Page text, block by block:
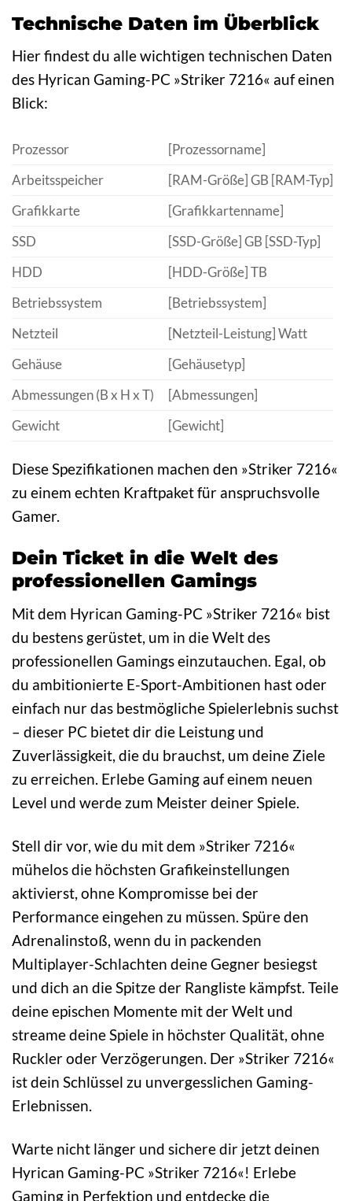
Technische Daten im Überblick
Hier findest du alle wichtigen technischen Daten
des Hyrican Gaming-PC »Striker 7216« auf einen
Blick:
Prozessor
[Prozessorname]
Arbeitsspeicher
[RAM-Größe] GB [RAM-Typ]
Grafikkarte
[Grafikkartenname]
SSD
[SSD-Größe] GB [SSD-Typ]
HDD
[HDD-Größe] TB
Betriebssystem
[Betriebssystem]
Netzteil
[Netzteil-Leistung] Watt
Gehäuse
[Gehäusetyp]
Abmessungen (B x H x T)
[Abmessungen]
Gewicht
[Gewicht]
Diese Spezifikationen machen den »Striker 7216«
zu einem echten Kraftpaket für anspruchsvolle
Gamer.
Dein Ticket in die Welt des
professionellen Gamings
Mit dem Hyrican Gaming-PC »Striker 7216« bist
du bestens gerüstet, um in die Welt des
professionellen Gamings einzutauchen. Egal, ob
du ambitionierte E-Sport-Ambitionen hast oder
einfach nur das bestmögliche Spielerlebnis suchst
– dieser PC bietet dir die Leistung und
Zuverlässigkeit, die du brauchst, um deine Ziele
zu erreichen. Erlebe Gaming auf einem neuen
Level und werde zum Meister deiner Spiele.
Stell dir vor, wie du mit dem »Striker 7216«
mühelos die höchsten Grafikeinstellungen
aktivierst, ohne Kompromisse bei der
Performance eingehen zu müssen. Spüre den
Adrenalinstoß, wenn du in packenden
Multiplayer-Schlachten deine Gegner besiegst
und dich an die Spitze der Rangliste kämpfst. Teile
deine epischen Momente mit der Welt und
streame deine Spiele in höchster Qualität, ohne
Ruckler oder Verzögerungen. Der »Striker 7216«
ist dein Schlüssel zu unvergesslichen Gaming-
Erlebnissen.
Warte nicht länger und sichere dir jetzt deinen
Hyrican Gaming-PC »Striker 7216«! Erlebe
Gaming in Perfektion und entdecke die